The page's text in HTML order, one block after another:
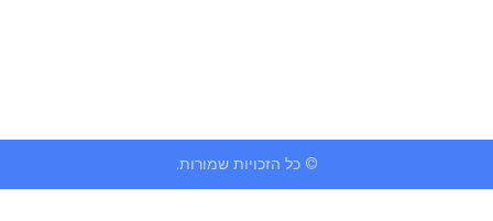
© כל הזכויות שמורות.